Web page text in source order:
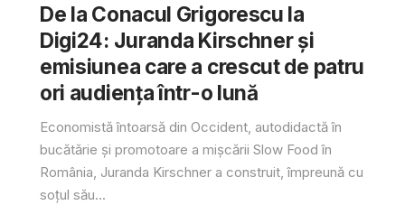
De la Conacul Grigorescu la
Digi24: Juranda Kirschner și
emisiunea care a crescut de patru
ori audiența într-o lună
Economistă întoarsă din Occident, autodidactă în
bucătărie și promotoare a mișcării Slow Food în
România, Juranda Kirschner a construit, împreună cu
soțul său...